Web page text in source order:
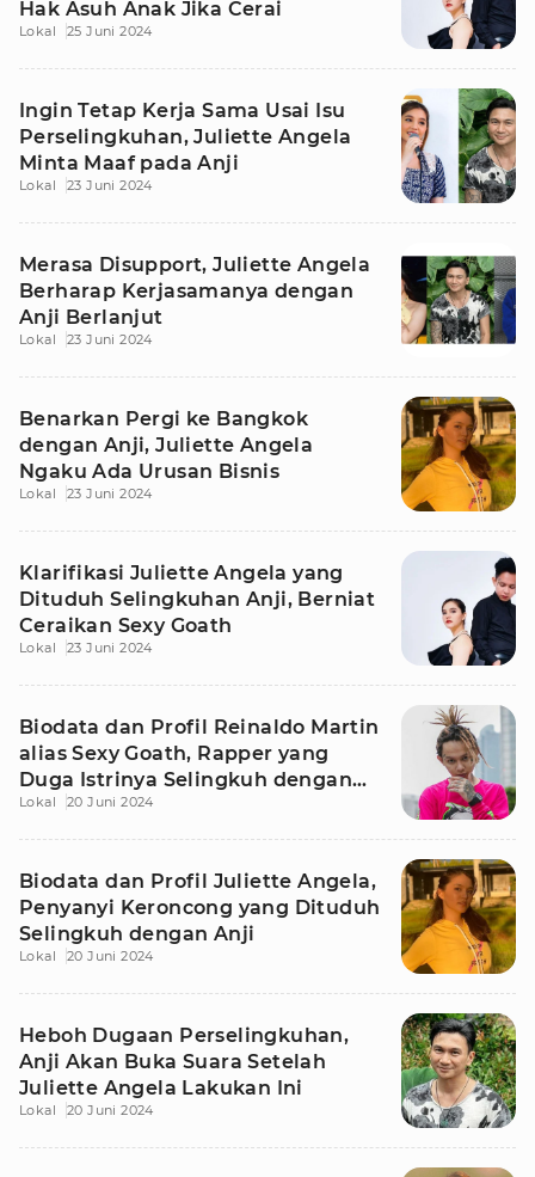
Hak Asuh Anak Jika Cerai
Lokal 25 Juni 2024
Ingin Tetap Kerja Sama Usai Isu
Perselingkuhan, Juliette Angela
Minta Maaf pada Anji
Lokal 23 Juni 2024
Merasa Disupport, Juliette Angela
Berharap Kerjasamanya dengan
Anji Berlanjut
Lokal 23 Juni 2024
Benarkan Pergi ke Bangkok
dengan Anji, Juliette Angela
Ngaku Ada Urusan Bisnis
Lokal 23 Juni 2024
Klarifikasi Juliette Angela yang
Dituduh Selingkuhan Anji, Berniat
Ceraikan Sexy Goath
Lokal 23 Juni 2024
Biodata dan Profil Reinaldo Martin
alias Sexy Goath, Rapper yang
Duga Istrinya Selingkuh dengan
Anji
Lokal 20 Juni 2024
Biodata dan Profil Juliette Angela,
Penyanyi Keroncong yang Dituduh
Selingkuh dengan Anji
Lokal 20 Juni 2024
Heboh Dugaan Perselingkuhan,
Anji Akan Buka Suara Setelah
Juliette Angela Lakukan Ini
Lokal 20 Juni 2024